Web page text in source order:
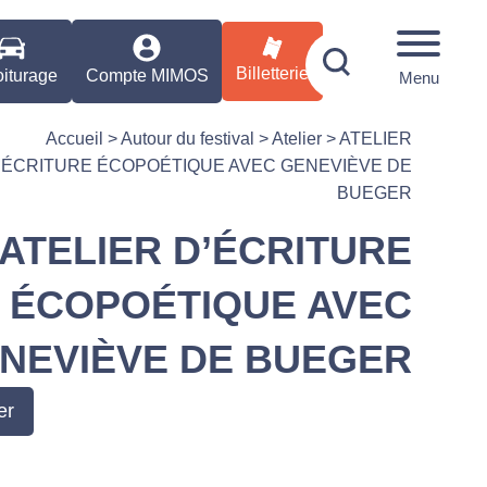
Compte MIMOS Billetterie Menu
Accueil >Autour du festival >Atelier>ATELIER
ÉCOPOÉTIQUE AVEC GENEVIÈVE DE
BUEGER
ATELIER D’ÉCRITURE
ÉCOPOÉTIQUE AVEC
DE BUEGER